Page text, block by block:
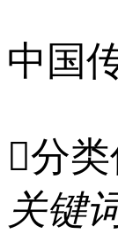
中国
分
关键